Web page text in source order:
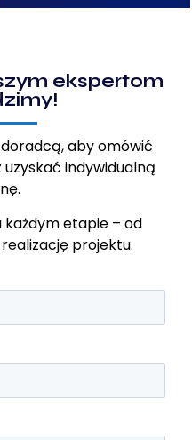
ekspertom
aby omówić
indywidualną
etapie – od
projektu.